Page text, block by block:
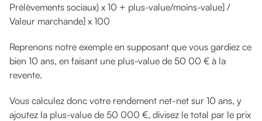
Prélèvements sociaux) x 10 + plus-value/moins-value] /
Valeur marchande] x 100
Reprenons notre exemple en supposant que vous gardiez ce
bien 10 ans, en faisant une plus-value de 50 00 € à la
revente.
Vous calculez donc votre rendement net-net sur 10 ans, y
ajoutez la plus-value de 50 000 €, divisez le total par le prix